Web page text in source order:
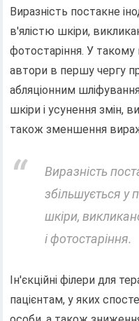
Виразність постакне
в'ялістю шкіри,
фотостаріння. У такому
автори в першу чергу
абляціонним
шкіри і усунення змін,
також зменшення
Виразність
збільшується у
шкіри,
і фотостаріння.
Ін'єкційні філери для
пацієнтам, у яких